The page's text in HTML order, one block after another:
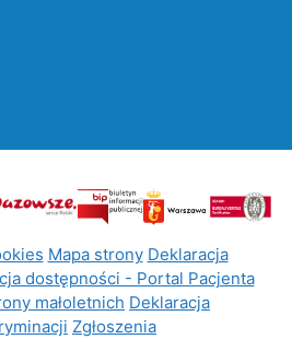
Mapa strony Deklaracja
dostępności - Portal Pacjenta
małoletnich Deklaracja
Zgłoszenia